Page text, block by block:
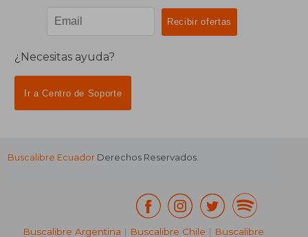
¿Necesitas ayuda?
Ir a Centro de Soporte
Buscalibre Ecuador Derechos Reservados.
Buscalibre Argentina | Buscalibre Chile | Buscalibre